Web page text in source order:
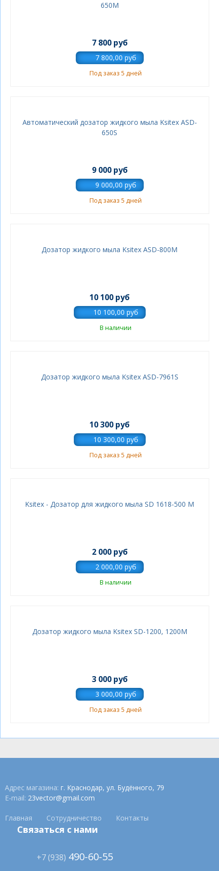
650M
7 800 руб
Под заказ 5 дней
Автоматический дозатор жидкого мыла Ksitex ASD-
650S
9 000 руб
Под заказ 5 дней
Дозатор жидкого мыла Ksitex ASD-800M
10 100 руб
В наличии
Дозатор жидкого мыла Ksitex ASD-7961S
10 300 руб
Под заказ 5 дней
Ksitex - Дозатор для жидкого мыла SD 1618-500 M
2 000 руб
В наличии
Дозатор жидкого мыла Ksitex SD-1200, 1200M
3 000 руб
Под заказ 5 дней
Адрес магазина: г. Краснодар, ул. Будённого, 79
E-mail: 23vector@gmail.com
Главная Сотрудничество Контакты
Связаться с нами
+7 (938) 490-60-55